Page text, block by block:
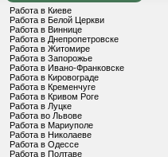
Работа в Киеве
Работа в Белой Церкви
Работа в Виннице
Работа в Днепропетровске
Работа в Житомире
Работа в Запорожье
Работа в Ивано-Франковске
Работа в Кировограде
Работа в Кременчуге
Работа в Кривом Роге
Работа в Луцке
Работа во Львове
Работа в Мариуполе
Работа в Николаеве
Работа в Одессе
Работа в Полтаве